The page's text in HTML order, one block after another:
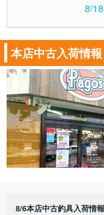
8/
本店中古入荷情報
8/6本店中古釣具入荷情報